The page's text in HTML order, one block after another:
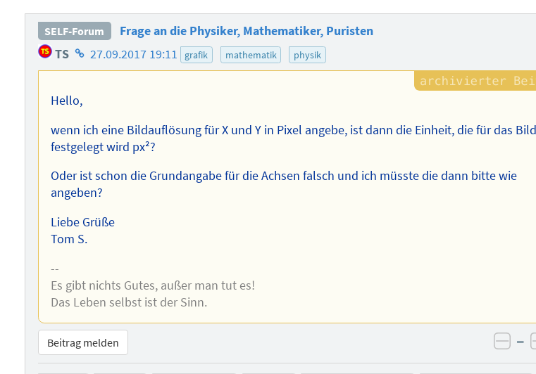
SELF-Forum
Frage an die Physiker, Mathematiker, Puristen
TS Homepage
des
27.09.2017 19:11 grafik mathematik physik
Hello,
wenn ich eine Bildauflösung für X und Y in Pixel angebe, ist dann die Einheit, die für das Bild
festgelegt wird px²?
Oder ist schon die Grundangabe für die Achsen falsch und ich müsste die dann bitte wie
angeben?
Liebe Grüße
Tom S.
--
Es gibt nichts Gutes, außer man tut es!
Das Leben selbst ist der Sinn.
Beitrag melden –